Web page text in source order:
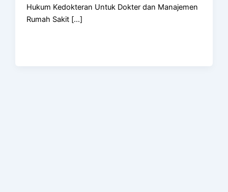
Hukum Kedokteran Untuk Dokter dan Manajemen
Rumah Sakit […]